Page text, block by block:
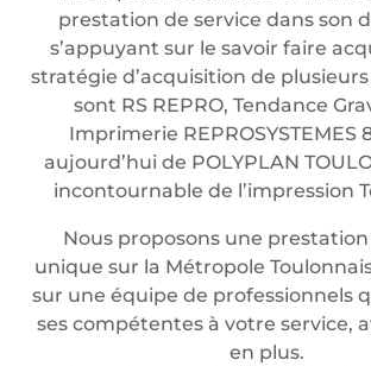
prestation de service dans son
s’appuyant sur le savoir faire
stratégie d’acquisition de
sont RS REPRO, Tendance
Imprimerie REPROSYSTEMES
aujourd’hui de POLYPLAN
incontournable de l’impression
Nous proposons une prestation
unique sur la Métropole
sur une équipe de professionnels
ses compétentes à votre service,
en plus.